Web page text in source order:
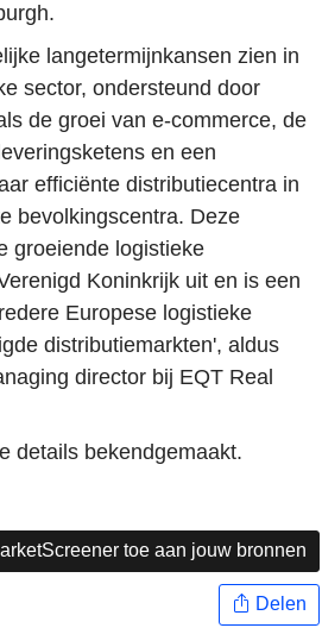
langetermijnkansen zien in
sector, ondersteund door
de groei van e-commerce, de
en een
efficiënte distributiecentra in
bevolkingscentra. Deze
groeiende logistieke
Koninkrijk uit en is een
Europese logistieke
distributiemarkten', aldus
director bij EQT Real
details bekendgemaakt.
toe aan jouw bronnen
Delen